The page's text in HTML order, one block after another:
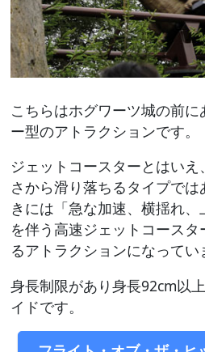
こちらはホグワーツ城の前
ー型のアトラクションです。
ジェットコースターとはい
さから滑り落ちるタイプで
きには「急な加速、横揺れ、
を伴う高速ジェットコース
るアトラクションになってい
身長制限があり身長92cm以
イドです。